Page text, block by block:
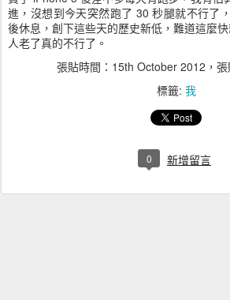
進，沒想到今天突然跑了 30 秒腿就不行了
後休息，創下這些天的歷史新低，難道這麼
人老了真的不行了。
張貼時間： 15th October 2012 ，
標籤: 我
0 新增留言